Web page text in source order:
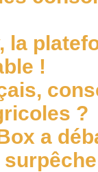
la
!
?
a